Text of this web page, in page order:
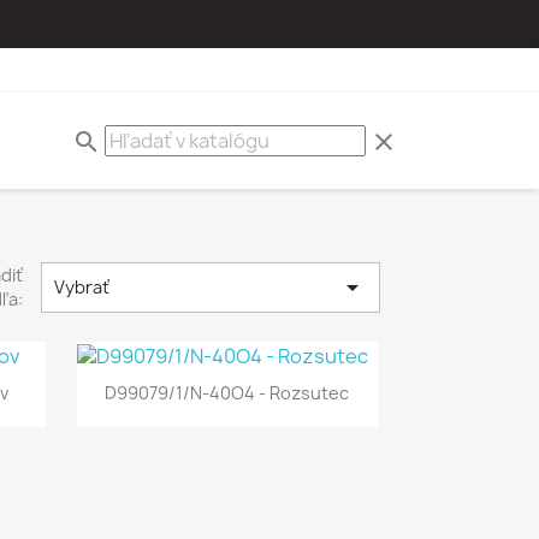
search clear
Vybrať 
D99079/1/N-40O4 - Rozsutec